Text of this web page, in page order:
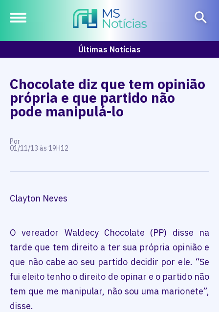
Últimas Notícias
Chocolate diz que tem opinião
própria e que partido não
pode manipulá-lo
Por
01/11/13 às 19H12
Clayton Neves
O vereador Waldecy Chocolate (PP) disse na
tarde que tem direito a ter sua própria opinião e
que não cabe ao seu partido decidir por ele. “Se
fui eleito tenho o direito de opinar e o partido não
tem que me manipular, não sou uma marionete”,
disse.